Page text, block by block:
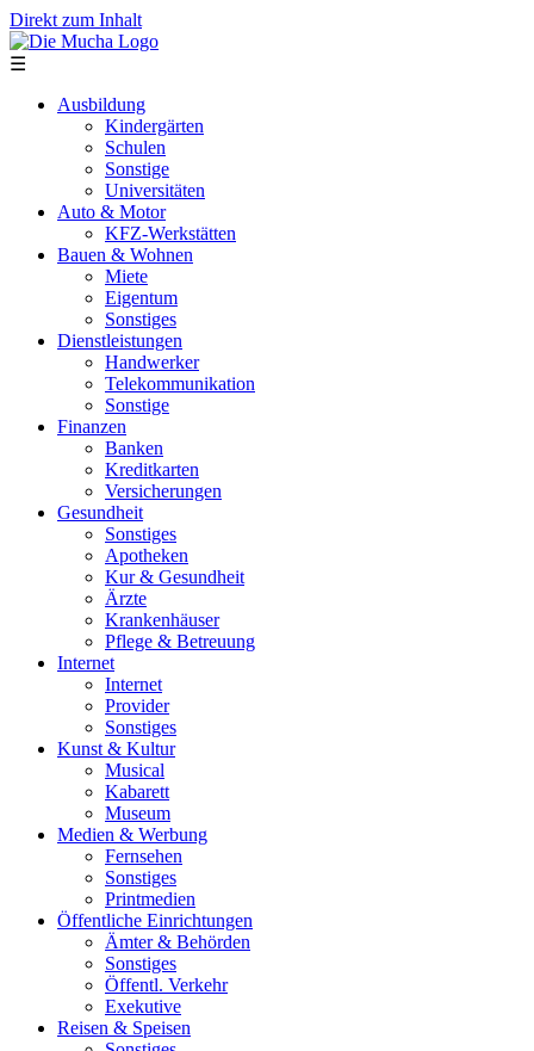
Direkt zum Inhalt
☰
Ausbildung
Kindergärten
Schulen
Sonstige
Universitäten
Auto & Motor
KFZ-Werkstätten
Bauen & Wohnen
Miete
Eigentum
Sonstiges
Dienstleistungen
Handwerker
Telekommunikation
Sonstige
Finanzen
Banken
Kreditkarten
Versicherungen
Gesundheit
Sonstiges
Apotheken
Kur & Gesundheit
Ärzte
Krankenhäuser
Pflege & Betreuung
Internet
Internet
Provider
Sonstiges
Kunst & Kultur
Musical
Kabarett
Museum
Medien & Werbung
Fernsehen
Sonstiges
Printmedien
Öffentliche Einrichtungen
Ämter & Behörden
Sonstiges
Öffentl. Verkehr
Exekutive
Reisen & Speisen